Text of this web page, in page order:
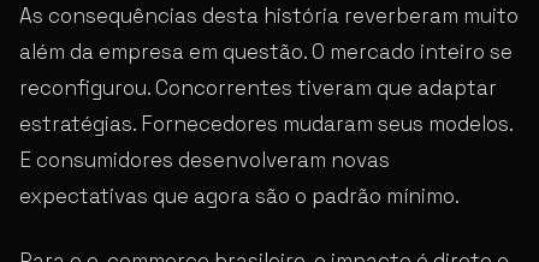
As consequências desta história reverberam muito
além da empresa em questão. O mercado inteiro se
reconfigurou. Concorrentes tiveram que adaptar
estratégias. Fornecedores mudaram seus modelos.
E consumidores desenvolveram novas
expectativas que agora são o padrão mínimo.